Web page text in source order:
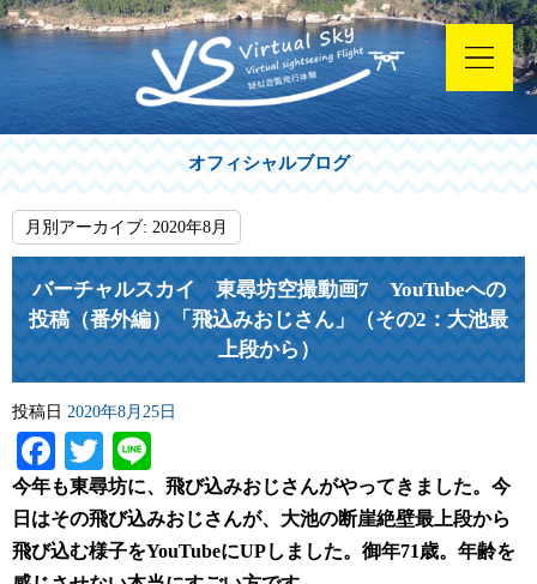
オフィシャルブログ
月別アーカイブ: 2020年8月
バーチャルスカイ 東尋坊空撮動画7 YouTubeへの
投稿（番外編）「飛込みおじさん」（その2：大池最
上段から）
投稿日 2020年8月25日
Facebook
Twitter
今年も東尋坊に、飛び込みおじさんがやってきました。今
日はその飛び込みおじさんが、大池の断崖絶壁最上段から
飛び込む様子をYouTubeにUPしました。御年71歳。年齢を